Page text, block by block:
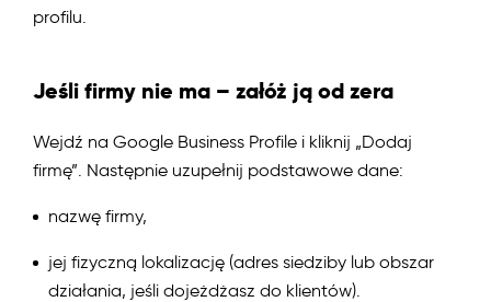
profilu.
Jeśli firmy nie ma – załóż ją od zera
Wejdź na Google Business Profile i kliknij „Dodaj
firmę”. Następnie uzupełnij podstawowe dane:
nazwę firmy,
jej fizyczną lokalizację (adres siedziby lub obszar
działania, jeśli dojeżdżasz do klientów).